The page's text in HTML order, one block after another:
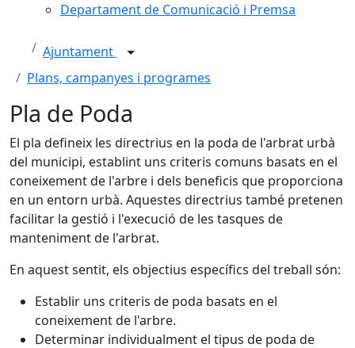
Departament de Comunicació i Premsa
Ajuntament
Plans, campanyes i programes
Pla de Poda
El pla defineix les directrius en la poda de l'arbrat urbà
del municipi, establint uns criteris comuns basats en el
coneixement de l'arbre i dels beneficis que proporciona
en un entorn urbà. Aquestes directrius també pretenen
facilitar la gestió i l'execució de les tasques de
manteniment de l'arbrat.
En aquest sentit, els objectius específics del treball són:
Establir uns criteris de poda basats en el
coneixement de l'arbre.
Determinar individualment el tipus de poda de